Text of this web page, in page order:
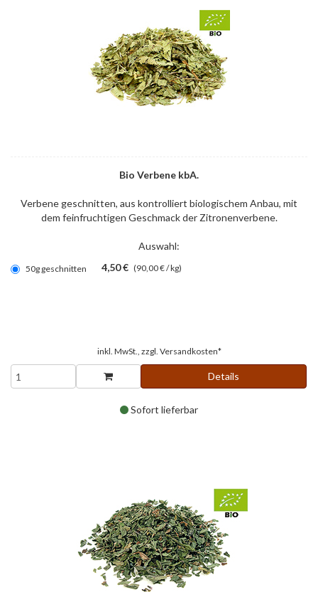
Bio Verbene kbA.
Verbene geschnitten, aus kontrolliert biologischem Anbau, mit
dem feinfruchtigen Geschmack der Zitronenverbene.
Auswahl:
50g geschnitten 4,50 € (90,00 € / kg)
inkl. MwSt., zzgl. Versandkosten*
Details
Sofort lieferbar